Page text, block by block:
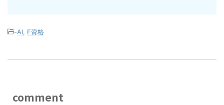
-AI E資格
comment